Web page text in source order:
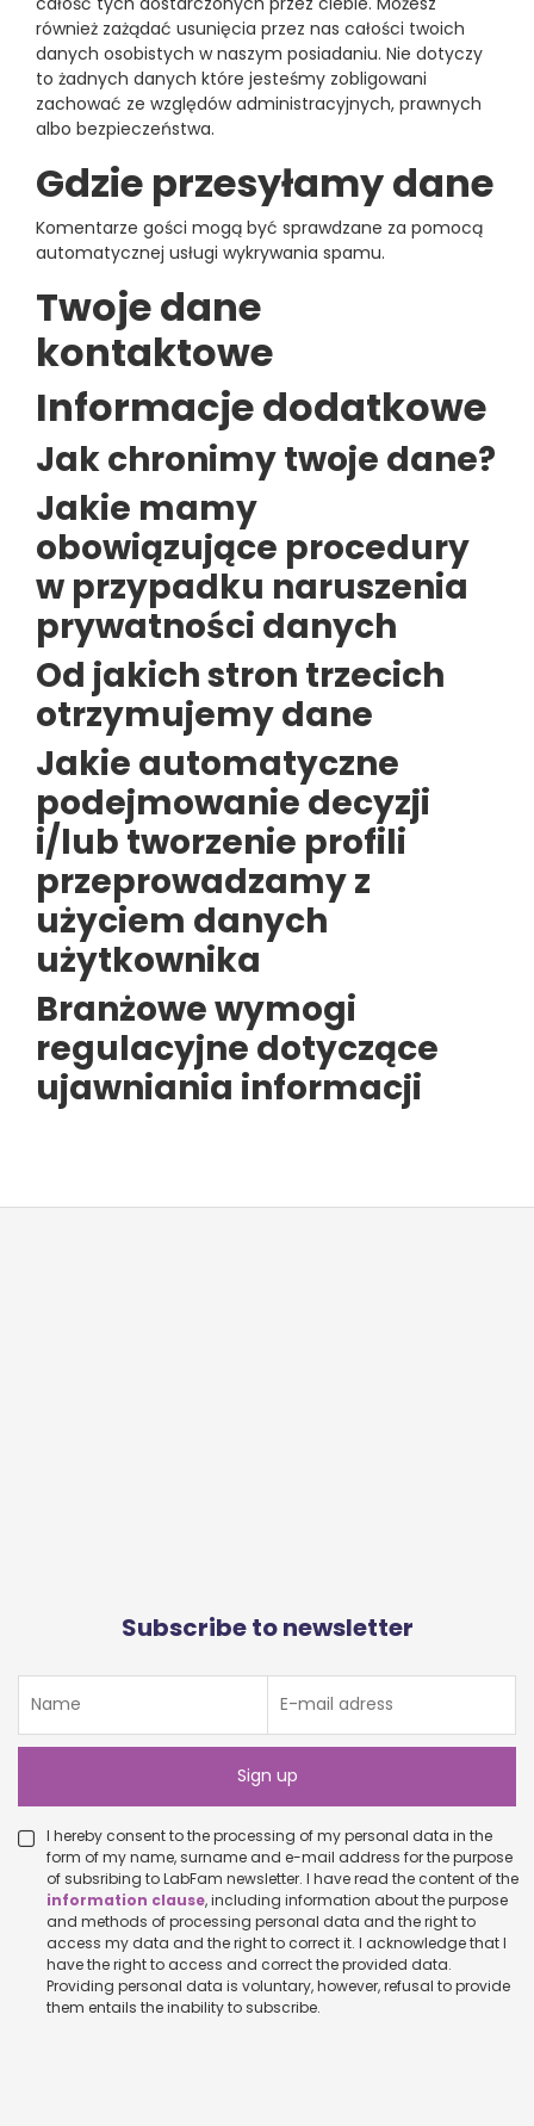
również zażądać usunięcia przez nas całości twoich
danych osobistych w naszym posiadaniu. Nie dotyczy
to żadnych danych które jesteśmy zobligowani
zachować ze względów administracyjnych, prawnych
albo bezpieczeństwa.
Gdzie przesyłamy dane
Komentarze gości mogą być sprawdzane za pomocą
automatycznej usługi wykrywania spamu.
Twoje dane
kontaktowe
Informacje dodatkowe
Jak chronimy twoje dane?
Jakie mamy
obowiązujące procedury
w przypadku naruszenia
prywatności danych
Od jakich stron trzecich
otrzymujemy dane
Jakie automatyczne
podejmowanie decyzji
i/lub tworzenie profili
przeprowadzamy z
użyciem danych
użytkownika
Branżowe wymogi
regulacyjne dotyczące
ujawniania informacji
Subscribe to newsletter
I hereby consent to the processing of my personal data in the
form of my name, surname and e-mail address for the purpose
of subsribing to LabFam newsletter. I have read the content of the
information clause, including information about the purpose
and methods of processing personal data and the right to
access my data and the right to correct it. I acknowledge that I
have the right to access and correct the provided data.
Providing personal data is voluntary, however, refusal to provide
them entails the inability to subscribe.